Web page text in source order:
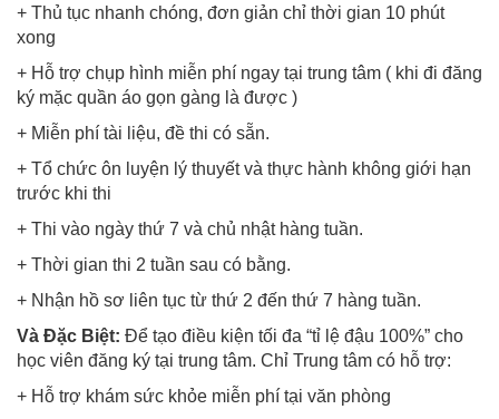
+ Thủ tục nhanh chóng, đơn giản chỉ thời gian 10 phút
xong
+ Hỗ trợ chụp hình miễn phí ngay tại trung tâm ( khi đi đăng
ký mặc quần áo gọn gàng là được )
+ Miễn phí tài liệu, đề thi có sẵn.
+ Tổ chức ôn luyện lý thuyết và thực hành không giới hạn
trước khi thi
+ Thi vào ngày thứ 7 và chủ nhật hàng tuần.
+ Thời gian thi 2 tuần sau có bằng.
+ Nhận hồ sơ liên tục từ thứ 2 đến thứ 7 hàng tuần.
Và Đặc Biệt: Để tạo điều kiện tối đa “tỉ lệ đậu 100%” cho
học viên đăng ký tại trung tâm. Chỉ Trung tâm có hỗ trợ:
+ Hỗ trợ khám sức khỏe miễn phí tại văn phòng